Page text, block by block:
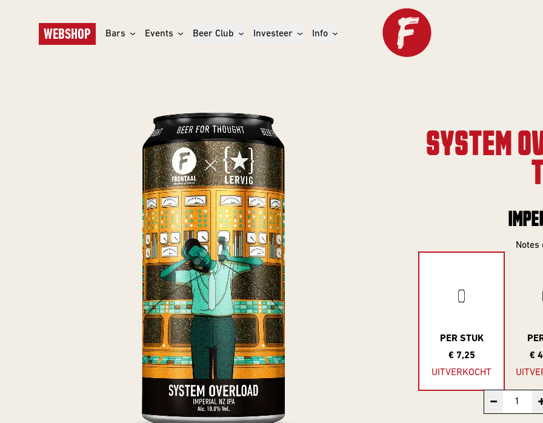
WEBSHOP Bars Events Beer Club Investeer Info
SYSTEM
PER STUK
€ 7,25
UITVERKOCHT
€
−